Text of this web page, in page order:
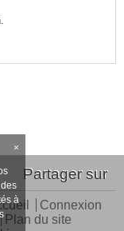
×
à
Partager sur
Connexion
Plan du site